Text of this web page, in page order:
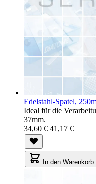
Edelstahl-Spatel,
Ideal für die
37mm.
34,60 € 41,17 €
In den Warenkorb